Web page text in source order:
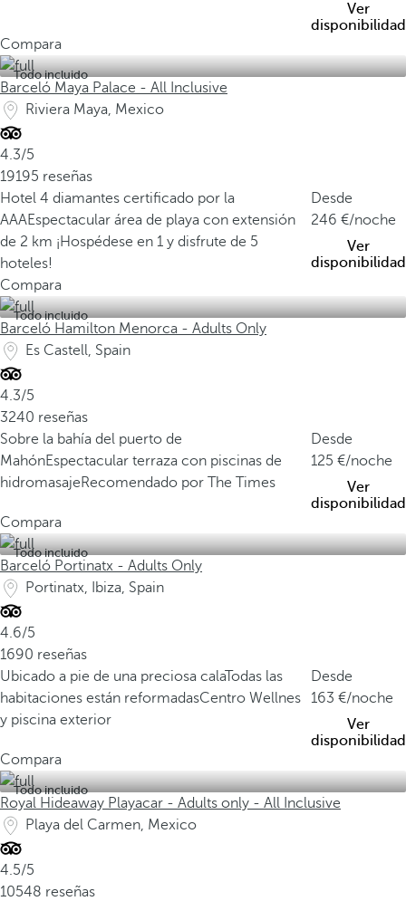
Ver
disponibilidad
Compara
Todo incluido
Barceló Maya Palace - All Inclusive
Riviera Maya, Mexico
4.3/5
19195 reseñas
Hotel 4 diamantes certificado por la
AAAEspectacular área de playa con extensión
de 2 km ¡Hospédese en 1 y disfrute de 5
hoteles!
Desde
246
/noche
Ver
disponibilidad
Compara
Todo incluido
Barceló Hamilton Menorca - Adults Only
Es Castell, Spain
4.3/5
3240 reseñas
Sobre la bahía del puerto de
MahónEspectacular terraza con piscinas de
hidromasajeRecomendado por The Times
Desde
125
/noche
Ver
disponibilidad
Compara
Todo incluido
Barceló Portinatx - Adults Only
Portinatx, Ibiza, Spain
4.6/5
1690 reseñas
Ubicado a pie de una preciosa calaTodas las
habitaciones están reformadasCentro Wellnes
y piscina exterior
Desde
163
/noche
Ver
disponibilidad
Compara
Todo incluido
Royal Hideaway Playacar - Adults only - All Inclusive
Playa del Carmen, Mexico
4.5/5
10548 reseñas